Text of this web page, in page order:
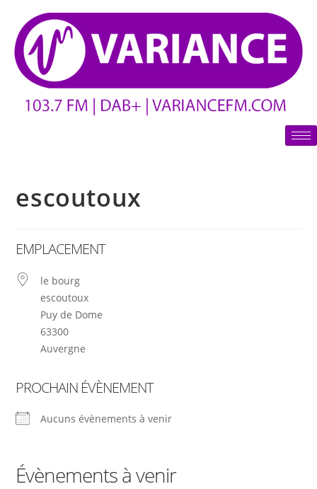
escoutoux
EMPLACEMENT
le bourg
escoutoux
Puy de Dome
63300
Auvergne
PROCHAIN ÉVÈNEMENT
Aucuns évènements à venir
Évènements à venir